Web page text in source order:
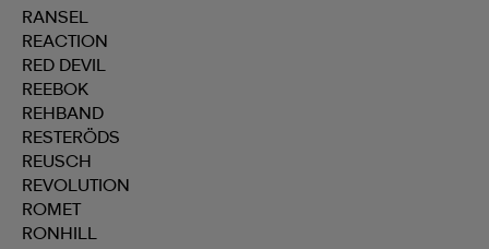
RANSEL
REACTION
RED DEVIL
REEBOK
REHBAND
RESTERÖDS
REUSCH
REVOLUTION
ROMET
RONHILL